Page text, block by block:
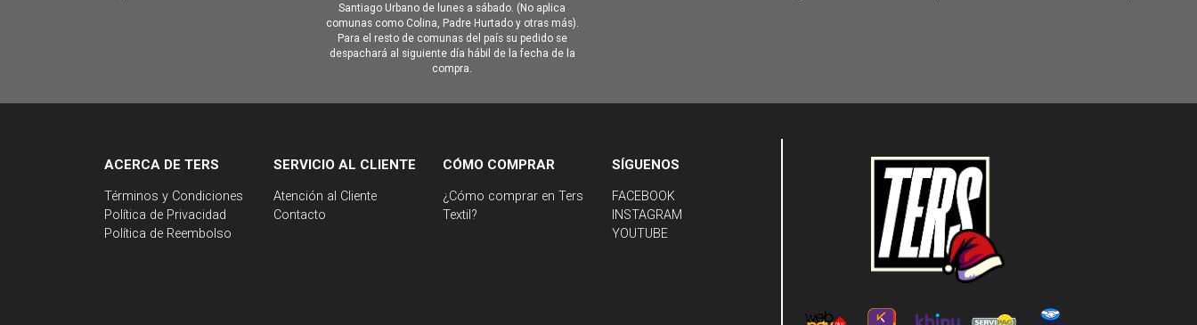
Santiago Urbano de lunes a sábado. (No aplica
comunas como Colina, Padre Hurtado y otras más).
Para el resto de comunas del país su pedido se
despachará al siguiente día hábil de la fecha de la
compra.
ACERCA DE TERS
Términos y Condiciones
Política de Privacidad
Política de Reembolso
SERVICIO AL CLIENTE
Atención al Cliente
Contacto
CÓMO COMPRAR
¿Cómo comprar en Ters
Textil?
SÍGUENOS
FACEBOOK
INSTAGRAM
YOUTUBE